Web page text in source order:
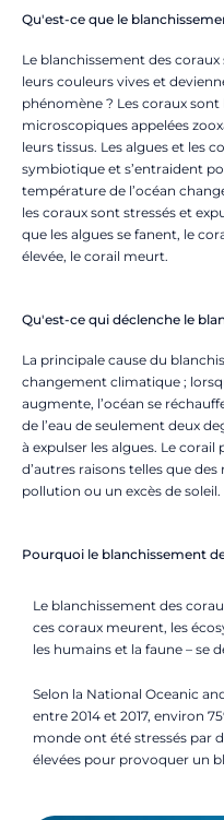
Qu'est-ce que le
Le blanchissement des
leurs couleurs vives et
phénomène ? Les coraux
microscopiques appelées
leurs tissus. Les algues et les
symbiotique et s’entraident
température de l’océan
les coraux sont stressés et
que les algues se fanent, le
élevée, le corail meurt.
Qu'est-ce qui déclenche le
La principale cause du
changement climatique ;
augmente, l’océan se
de l’eau de seulement deux
à expulser les algues. Le
d’autres raisons telles que
pollution ou un excès de soleil.
Pourquoi le blanchissement
Le blanchissement des
ces coraux meurent, les
les humains et la faune – se
Selon la National Oceanic
entre 2014 et 2017, environ
monde ont été stressés par
élevées pour provoquer un